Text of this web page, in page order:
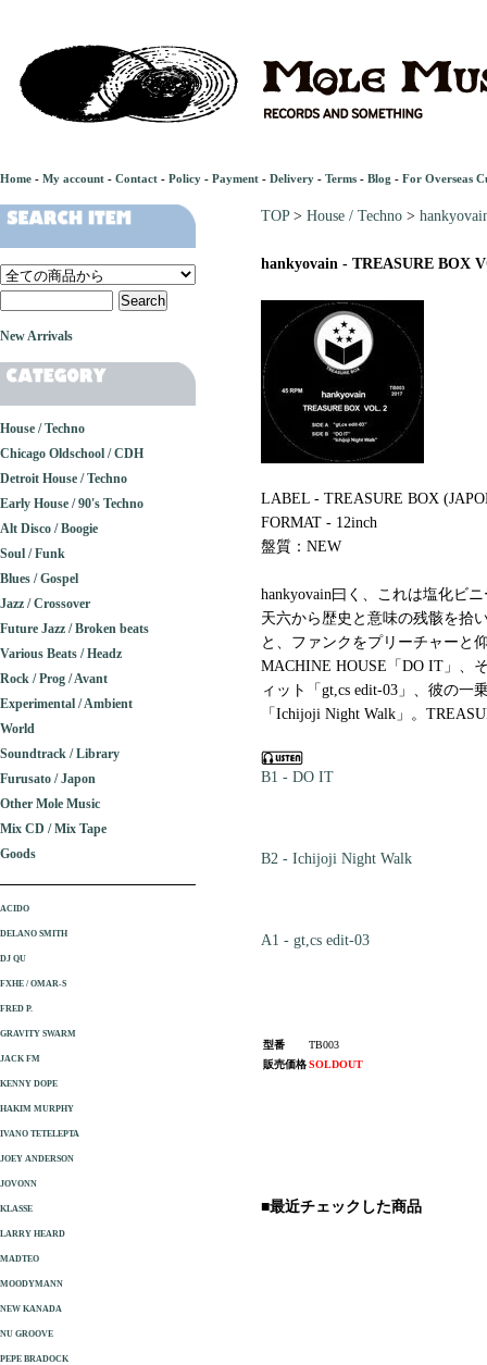
Home - My account - Contact - Policy - Payment - Delivery - Terms - Blog - For Overseas
TOP> House / Techno >
hankyovain - TREASURE BOX
LABEL - TREASURE BOX
FORMAT - 12inch
盤質：NEW
hankyovain曰く、これは塩化ビ
天六から歴史と意味の残骸を拾
と、ファンクをプリーチャーと
MACHINE HOUSE「DO IT」、
ィット「gt,cs edit-03」、彼の
「Ichijoji Night Walk」。
B1 - DO IT
B2 - Ichijoji Night Walk
A1 - gt,cs edit-03
型番
TB003
販売価格SOLDOUT
■最近チェックした商品
New Arrivals
House / Techno
Chicago Oldschool / CDH
Detroit House / Techno
Early House / 90's Techno
Alt Disco / Boogie
Soul / Funk
Blues / Gospel
Jazz / Crossover
Future Jazz / Broken beats
Various Beats / Headz
Rock / Prog / Avant
Experimental / Ambient
World
Soundtrack / Library
Furusato / Japon
Other Mole Music
Mix CD / Mix Tape
Goods
ACIDO
DELANO SMITH
DJ QU
FXHE / OMAR-S
FRED P.
GRAVITY SWARM
JACK FM
KENNY DOPE
HAKIM MURPHY
IVANO TETELEPTA
JOEY ANDERSON
JOVONN
KLASSE
LARRY HEARD
MADTEO
MOODYMANN
NEW KANADA
NU GROOVE
PEPE BRADOCK